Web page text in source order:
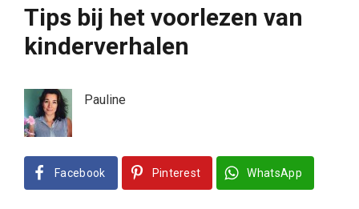
Tips bij het voorlezen van
kinderverhalen
Pauline
Facebook Pinterest WhatsApp